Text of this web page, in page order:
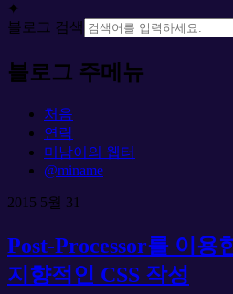
✦
블로그 검색
블로그 주메뉴
처음
연락
미남이의 웹터
@miname
2015 5월 31
Post-Processor를 이용
지향적인 CSS 작성